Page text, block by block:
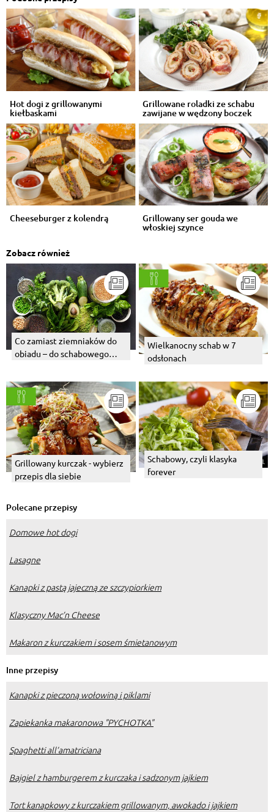
Hot dogi z grillowanymi
kiełbaskami
Grillowane roladki ze schabu
zawijane w wędzony boczek
Cheeseburger z kolendrą Grillowany ser gouda we
włoskiej szynce
Zobacz również
Co zamiast ziemniaków do
obiadu – do schabowego
Wielkanocny schab w 7
odsłonach
Grillowany kurczak - wybierz
przepis dla siebie
Schabowy, czyli klasyka
forever
Polecane przepisy
Domowe hot dogi
Lasagne
Kanapki z pastą jajeczną ze szczypiorkiem
Klasyczny Mac’n Cheese
Makaron z kurczakiem i sosem śmietanowym
Inne przepisy
Kanapki z pieczoną wołowiną i piklami
Zapiekanka makaronowa "PYCHOTKA"
Spaghetti all’amatriciana
Bajgiel z hamburgerem z kurczaka i sadzonym jajkiem
Tort kanapkowy z kurczakiem grillowanym, awokado i jajkiem